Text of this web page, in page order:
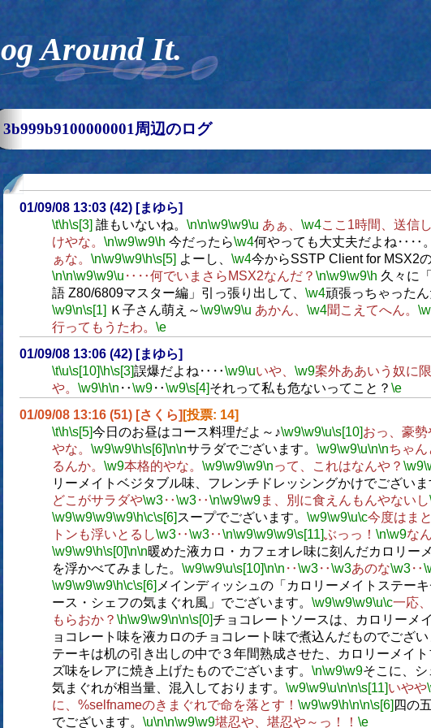
Log Around It.
3b999b9100000001周辺のログ
01/09/08 13:03 (42) [まゆら]
\t\h\s[3] 誰もいないね。 \n\n\w9\w9\u あぁ、 \w4ここ1時間、送信
けやな。 \n\w9\w9\h 今だったら\w4何やっても大丈夫だよね‥‥。
ぁな。 \n\w9\w9\h\s[5] よーし、 \w4今からSSTP Client for MSX2
\n\n\w9\w9\u ‥‥何でいまさらMSX2なんだ？ \n\w9\w9\h 久々に
語 Z80/6809マスター編」引っ張り出して、 \w4頑張っちゃったん
\w9\n\s[1] Ｋ子さん萌え～\w9\w9\u あかん、 \w4聞こえてへん。
行ってもうたわ。 \e
01/09/08 13:06 (42) [まゆら]
\t\u\s[10]\h\s[3]誤爆だよね‥‥\w9\uいや、 \w9案外ああいう奴に
や。 \w9\h\n ‥\w9‥\w9\s[4]それって私も危ないってこと？ \e
01/09/08 13:16 (51) [さくら] [投票: 14]
\t\h\s[5]今日のお昼はコース料理だよ～♪\w9\w9\u\s[10]おっ、豪
やな。 \w9\w9\h\s[6]\n\nサラダでございます。 \w9\w9\u\n\nちゃん
るんか。 \w9本格的やな。 \w9\w9\w9\nって、これはなんや？ \w9
リーメイトベジタブル味、フレンチドレッシングかけでございま
どこがサラダや\w3‥\w3‥\n\w9\w9ま、別に食えんもんやないし
\w9\w9\w9\w9\h\c\s[6] スープでございます。 \w9\w9\u\c今度はま
トンも浮いとるし\w3‥\w3‥\n\w9\w9\w9\s[11]ぶっっ！ \n\w9な
\w9\w9\h\s[0]\n\n暖めた液カロ・カフェオレ味に刻んだカロリー
を浮かべてみました。 \w9\w9\u\s[10]\n\n ‥\w3‥\w3あのな\w3‥
\w9\w9\w9\h\c\s[6] メインディッシュの「カロリーメイトステー
ース・シェフの気まぐれ風」でございます。 \w9\w9\w9\u\c一応
もらおか？ \h\w9\w9\n\n\s[0]チョコレートソースは、カロリーメ
ョコレート味を液カロのチョコレート味で煮込んだものでござい
テーキは机の引き出しの中で３年間熟成させた、カロリーメイ
ズ味をレアに焼き上げたものでございます。 \n\w9\w9そこに、
気まぐれが相当量、混入しております。 \w9\w9\u\n\n\s[11]いやや
に、%selfnameのきまぐれで命を落とす！ \w9\w9\h\n\n\s[6] 四の
でございます。 \u\n\n\w9\w9堪忍や、堪忍や～っ！！ \e